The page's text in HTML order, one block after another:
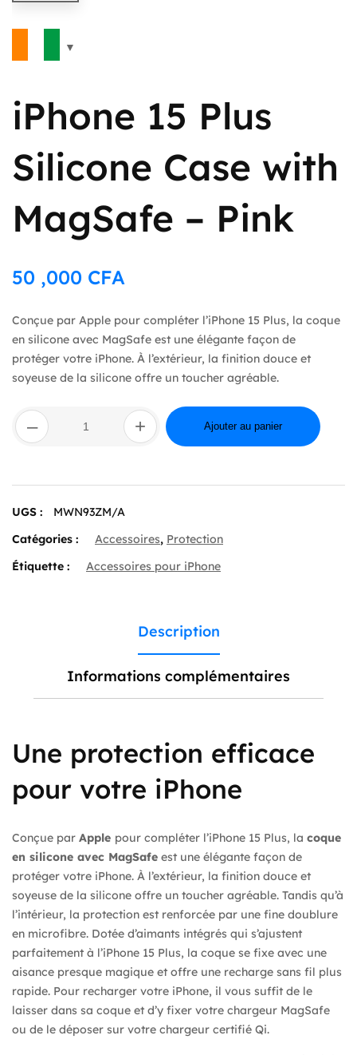
iPhone 15 Plus
Silicone Case with
MagSafe – Pink
50 ,000 CFA
Conçue par Apple pour compléter l’iPhone 15 Plus, la coque
en silicone avec MagSafe est une élégante façon de
protéger votre iPhone. À l’extérieur, la finition douce et
soyeuse de la silicone offre un toucher agréable.
–
quantité
de
iPhone
Silicone
with
–
Pink
+ Ajouter au panier
UGS :
MWN93ZM/A
Catégories :
Accessoires, Protection
Étiquette :
Accessoires pour iPhone
Description
Informations complémentaires
Une protection efficace
pour votre iPhone
Conçue par Apple pour compléter l’iPhone 15 Plus, la coque
en silicone avec MagSafe est une élégante façon de
protéger votre iPhone. À l’extérieur, la finition douce et
soyeuse de la silicone offre un toucher agréable. Tandis qu’à
l’intérieur, la protection est renforcée par une fine doublure
en microfibre. Dotée d’aimants intégrés qui s’ajustent
parfaitement à l’iPhone 15 Plus, la coque se fixe avec une
aisance presque magique et offre une recharge sans fil plus
rapide. Pour recharger votre iPhone, il vous suffit de le
laisser dans sa coque et d’y fixer votre chargeur MagSafe
ou de le déposer sur votre chargeur certifié Qi.